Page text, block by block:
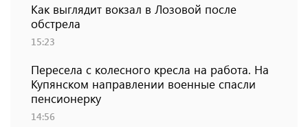
Как выглядит вокзал в Лозовой после
обстрела
15:23
Пересела с колесного кресла на работа. На
Купянском направлении военные спасли
пенсионерку
14:56